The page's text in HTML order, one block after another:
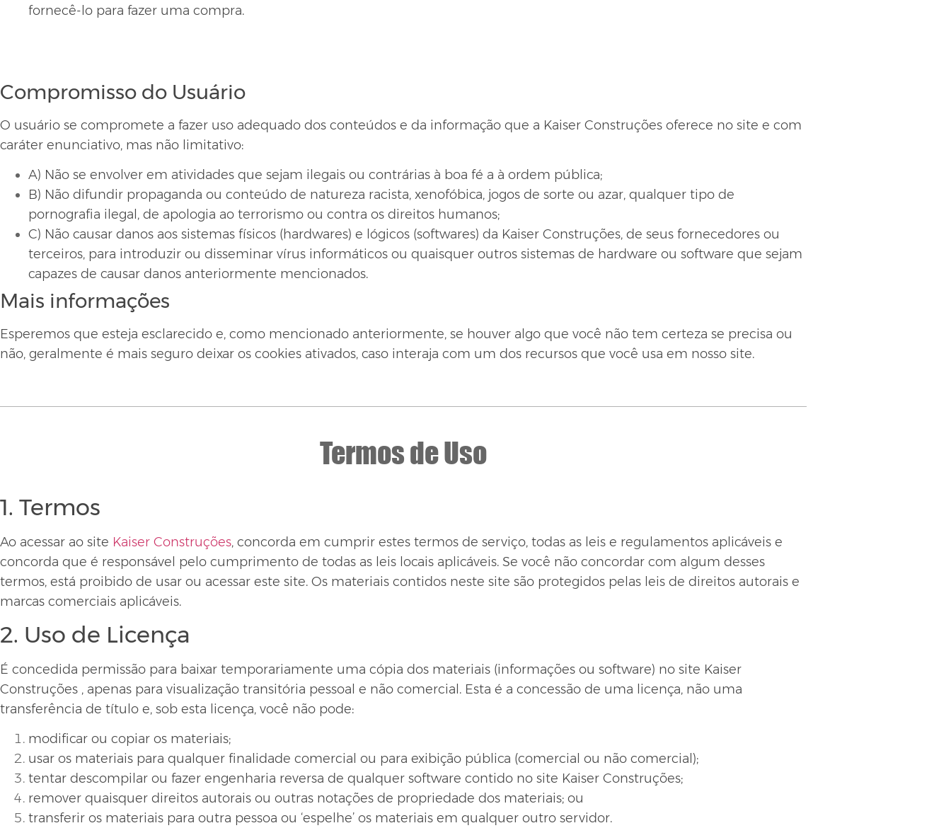
fornecê-lo para fazer uma compra.
Compromisso do Usuário
O usuário se compromete a fazer uso adequado dos conteúdos e da informação que a Kaiser Construções oferece no site e com
caráter enunciativo, mas não limitativo:
A) Não se envolver em atividades que sejam ilegais ou contrárias à boa fé a à ordem pública;
B) Não difundir propaganda ou conteúdo de natureza racista, xenofóbica, jogos de sorte ou azar, qualquer tipo de
pornografia ilegal, de apologia ao terrorismo ou contra os direitos humanos;
C) Não causar danos aos sistemas físicos (hardwares) e lógicos (softwares) da Kaiser Construções, de seus fornecedores ou
terceiros, para introduzir ou disseminar vírus informáticos ou quaisquer outros sistemas de hardware ou software que sejam
capazes de causar danos anteriormente mencionados.
Mais informações
Esperemos que esteja esclarecido e, como mencionado anteriormente, se houver algo que você não tem certeza se precisa ou
não, geralmente é mais seguro deixar os cookies ativados, caso interaja com um dos recursos que você usa em nosso site.
Termos de Uso
1. Termos
Ao acessar ao site Kaiser Construções, concorda em cumprir estes termos de serviço, todas as leis e regulamentos aplicáveis ​​e
concorda que é responsável pelo cumprimento de todas as leis locais aplicáveis. Se você não concordar com algum desses
termos, está proibido de usar ou acessar este site. Os materiais contidos neste site são protegidos pelas leis de direitos autorais e
marcas comerciais aplicáveis.
2. Uso de Licença
É concedida permissão para baixar temporariamente uma cópia dos materiais (informações ou software) no site Kaiser
Construções , apenas para visualização transitória pessoal e não comercial. Esta é a concessão de uma licença, não uma
transferência de título e, sob esta licença, você não pode:
modificar ou copiar os materiais;
usar os materiais para qualquer finalidade comercial ou para exibição pública (comercial ou não comercial);
tentar descompilar ou fazer engenharia reversa de qualquer software contido no site Kaiser Construções;
remover quaisquer direitos autorais ou outras notações de propriedade dos materiais; ou
transferir os materiais para outra pessoa ou ‘espelhe’ os materiais em qualquer outro servidor.